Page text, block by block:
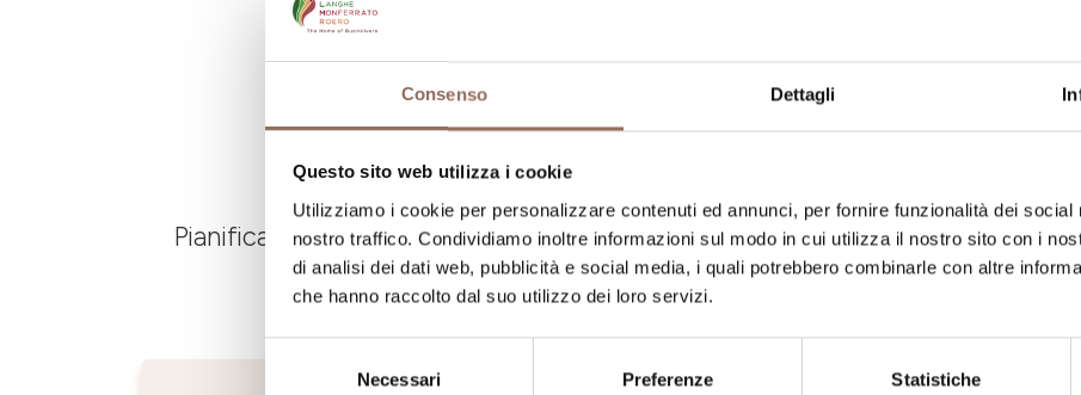
Consenso Dettagli
Questo sito web utilizza i cookie
Utilizziamo i cookie per personalizzare contenuti ed annunci, per fornire funzionalità dei social
nostro traffico. Condividiamo inoltre informazioni sul modo in cui utilizza il nostro sito con i
di analisi dei dati web, pubblicità e social media, i quali potrebbero combinarle con altre
che hanno raccolto dal suo utilizzo dei loro servizi.
Necessari Preferenze Statistiche
Pianifica dove dormire, dove mangiare, cosa fare e visitare in ogni angolo di
occhio al meteo in tempo reale